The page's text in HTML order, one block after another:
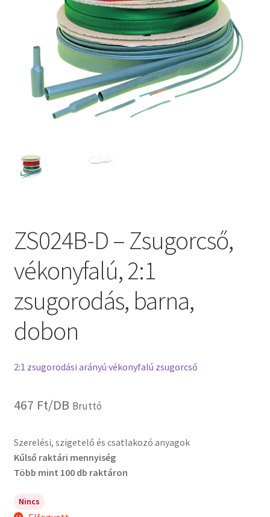
ZS024B-D – Zsugorcső,
vékonyfalú, 2:1
zsugorodás, barna,
dobon
2:1 zsugorodási arányú vékonyfalú zsugorcső
467 Ft/DB Bruttó
Szerelési, szigetelő és csatlakozó anyagok
Kűlső raktári mennyiség
Több mint 100 db raktáron
Nincs